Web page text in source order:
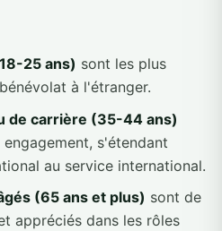
25 ans) sont les plus
à l'étranger.
de carrière (35-44 ans)
s'étendant
au service international.
(65 ans et plus) sont de
appréciés dans les rôles